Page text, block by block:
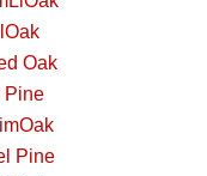
Oak
Pine
Pine